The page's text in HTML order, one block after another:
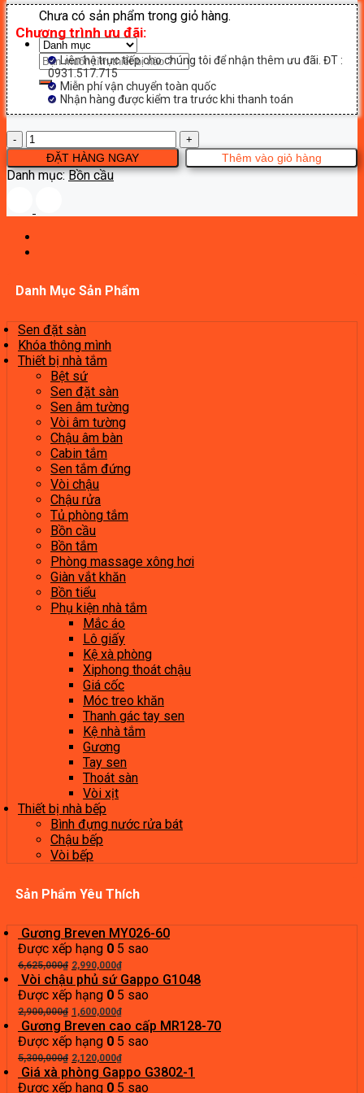
Chưa có sản phẩm trong giỏ hàng.
Tìm
kiếm:
Chương trình ưu đãi:
Liên hệ trực tiếp cho chúng tôi để nhận thêm ưu đãi. ĐT :
0931.517.715
Miễn phí vận chuyển toàn quốc
Nhận hàng được kiểm tra trước khi thanh toán
Bệt
thông
minh
Gappo
số
Thêm vào giỏ hàng
ĐẶT HÀNG NGAY
Danh mục:Bồn cầu
Danh Mục Sản Phẩm
Sen đặt sàn
Khóa thông mình
Thiết bị nhà tắm
Bệt sứ
Sen đặt sàn
Sen âm tường
Vòi âm tường
Chậu âm bàn
Cabin tắm
Sen tắm đứng
Vòi chậu
Chậu rửa
Tủ phòng tắm
Bồn cầu
Bồn tắm
Phòng massage xông hơi
Giàn vắt khăn
Bồn tiểu
Phụ kiện nhà tắm
Mắc áo
Lô giấy
Kệ xà phòng
Xiphong thoát chậu
Giá cốc
Móc treo khăn
Thanh gác tay sen
Kệ nhà tắm
Gương
Tay sen
Thoát sàn
Vòi xịt
Thiết bị nhà bếp
Bình đựng nước rửa bát
Chậu bếp
Vòi bếp
Sản Phẩm Yêu Thích
Gương Breven MY026-60
Được xếp hạng 0 5 sao
6,625,000₫ Giá
gốc
là:
6,625,000₫.
2,990,000₫Giá
hiện
tại
là:
2,990,000₫.
Vòi chậu phủ sứ Gappo G1048
Được xếp hạng 0 5 sao
2,900,000₫ Giá
gốc
là:
2,900,000₫.
1,600,000₫Giá
hiện
tại
là:
1,600,000₫.
Gương Breven cao cấp MR128-70
Được xếp hạng 0 5 sao
5,300,000₫ Giá
gốc
là:
2,120,000₫Giá
hiện
tại
Giá xà phòng Gappo G3802-1
Được xếp hạng 0 5 sao